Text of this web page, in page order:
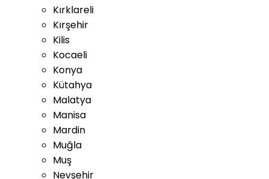
Kırklareli
Kırşehir
Kilis
Kocaeli
Konya
Kütahya
Malatya
Manisa
Mardin
Muğla
Muş
Nevşehir